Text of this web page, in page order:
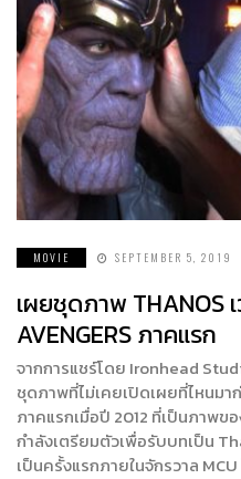
MOVIE SEPTEMBER 5, 2019
เผยชุดภาพ THANOS
AVENGERS ภาคแรก
จากการแชร์โดย Ironhead
ชุดภาพที่ไม่เคยเปิดเผยที่ไหนมา
ภาคแรกเมื่อปี 2012 ที่เป็นภาพ
กำลังเตรียมตัวเพื่อรับบทเป็น
เป็นครั้งแรกภายในจักรวาล